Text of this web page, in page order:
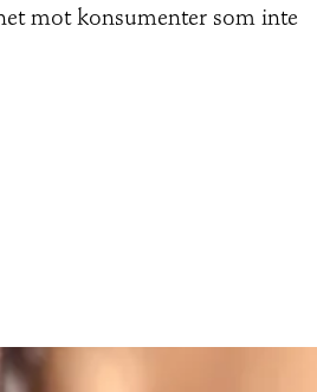
mot konsumenter som inte